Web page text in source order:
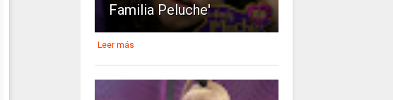
Familia Peluche'
Leer más